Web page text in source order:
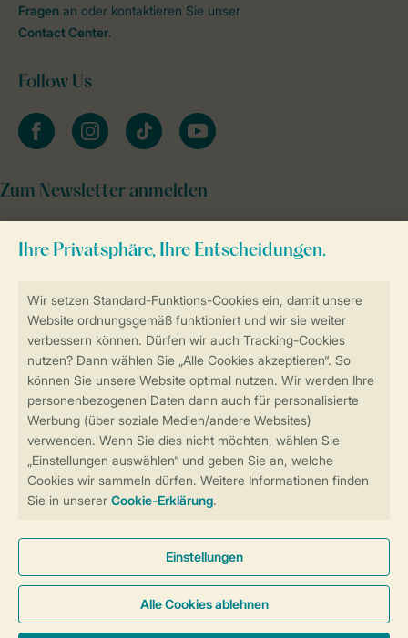
Sicherstellung Deiner Privatsphäre
Sicher und schnell zur Online-Buchung
Sichere Datenübertragung
Sicheres Bezahlen
Fragen an oder kontaktieren Sie unser
Contact Center.
Follow Us
facebookinstagramtiktok youtube
Zum Newsletter anmelden
Cookies und Banner
Barrierefreiheit